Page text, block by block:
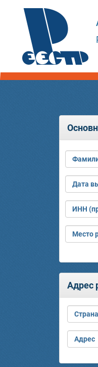
Дата
ИНН
Место
Адрес
Страна
Адрес